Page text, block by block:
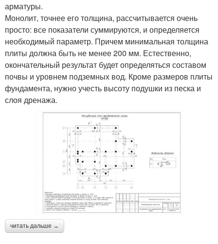
арматуры.
Монолит, точнее его толщина, рассчитывается очень
просто: все показатели суммируются, и определяется
необходимый параметр. Причем минимальная толщина
плиты должна быть не менее 200 мм. Естественно,
окончательный результат будет определяться составом
почвы и уровнем подземных вод. Кроме размеров плиты
фундамента, нужно учесть высоту подушки из песка и
слоя дренажа.
читать дальше →